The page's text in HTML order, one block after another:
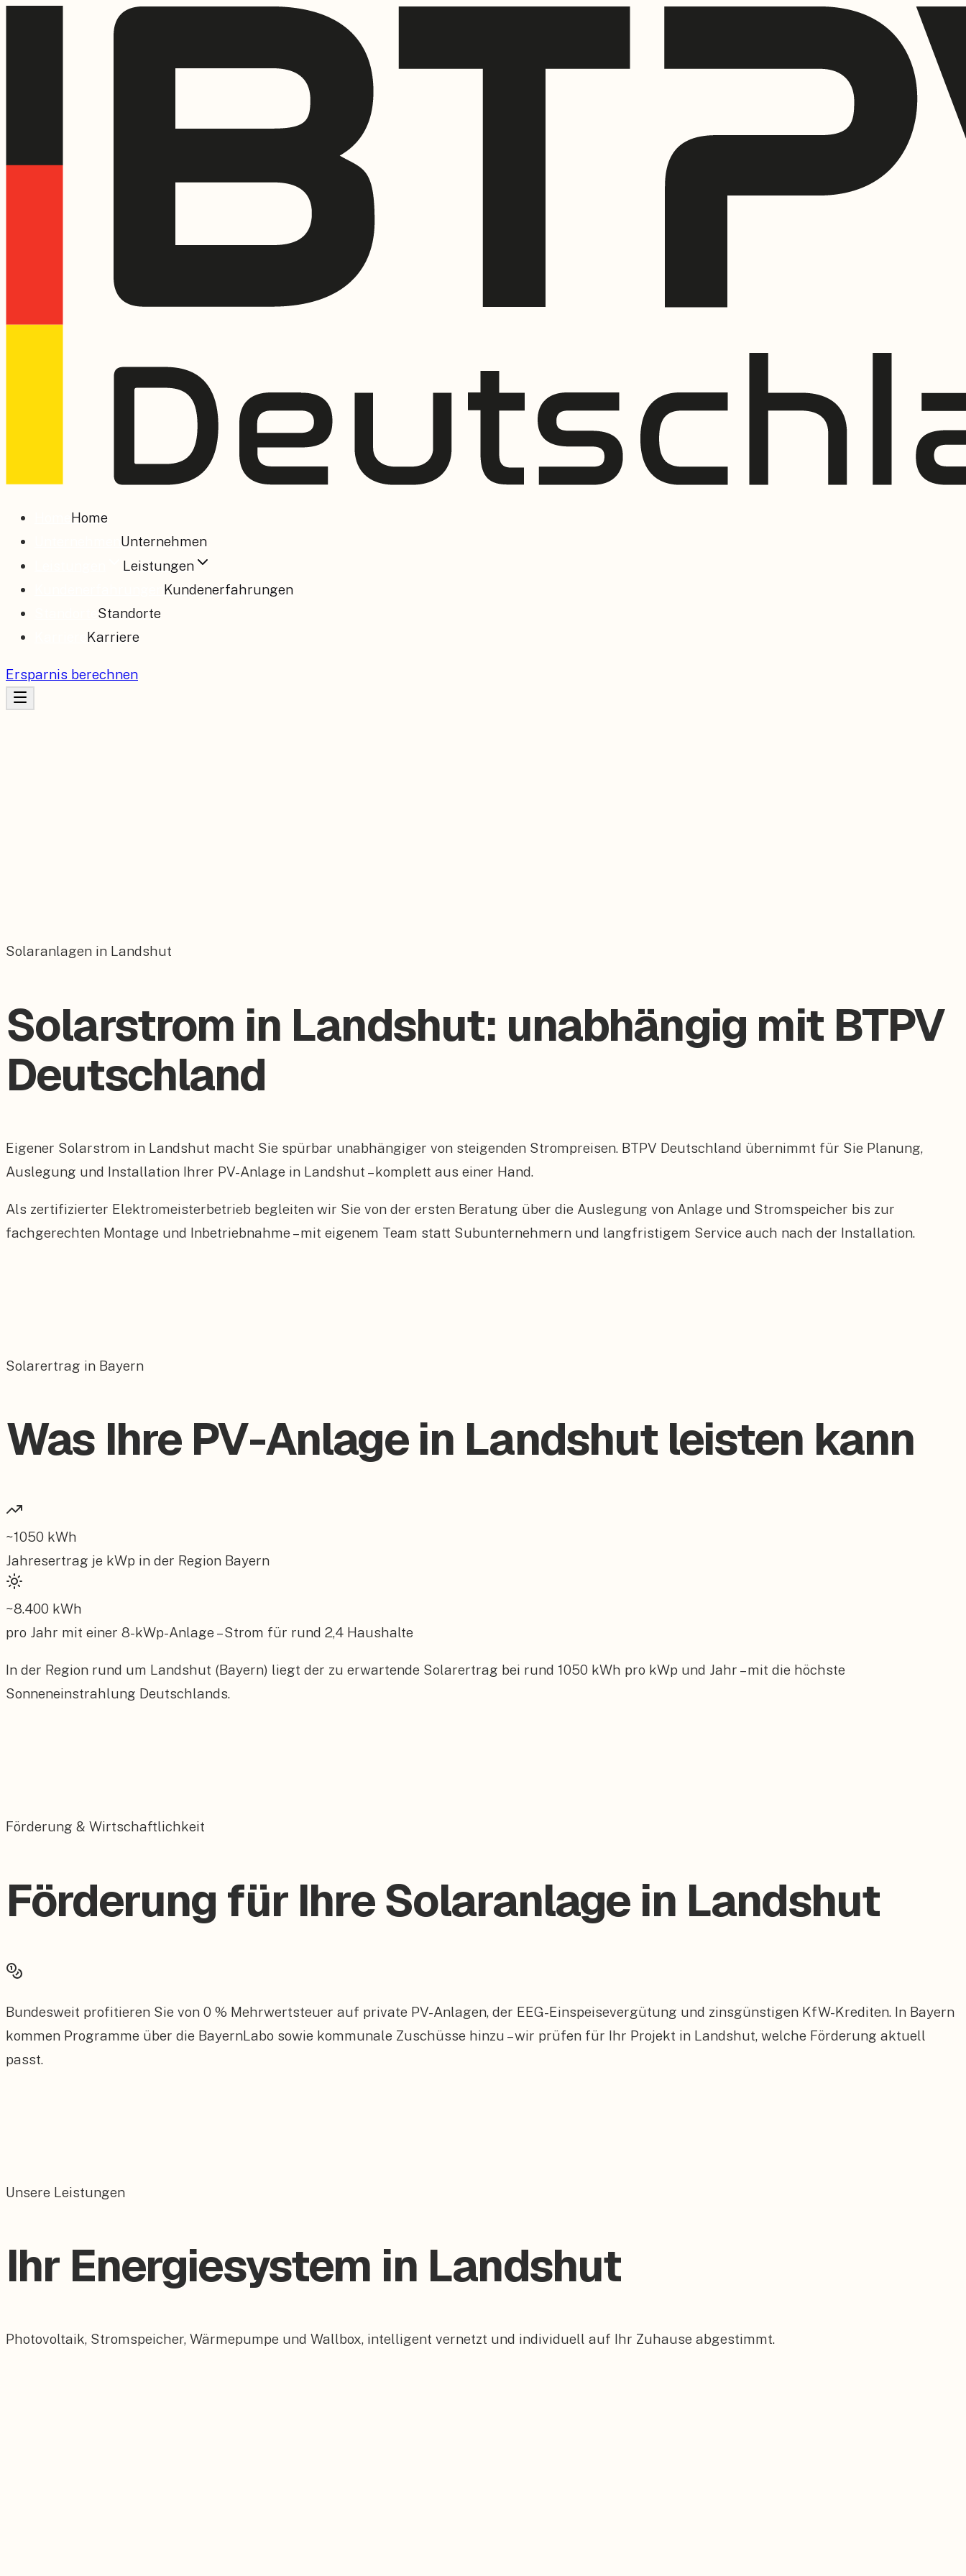
Home
Unternehmen
Leistungen
Kundenerfahrungen
Standorte
Karriere
Ersparnis berechnen
Solaranlagen in Landshut
Solarstrom in Landshut: unabhängig mit BTPV
Deutschland
Eigener Solarstrom in Landshut macht Sie spürbar unabhängiger von steigenden Strompreisen. BTPV Deutschland übernimmt für Sie Planung,
Auslegung und Installation Ihrer PV-Anlage in Landshut – komplett aus einer Hand.
Als zertifizierter Elektromeisterbetrieb begleiten wir Sie von der ersten Beratung über die Auslegung von Anlage und Stromspeicher bis zur
fachgerechten Montage und Inbetriebnahme – mit eigenem Team statt Subunternehmern und langfristigem Service auch nach der Installation.
Solarertrag in Bayern
Was Ihre PV-Anlage in Landshut leisten kann
~1050 kWh
Jahresertrag je kWp in der Region Bayern
~8.400 kWh
pro Jahr mit einer 8-kWp-Anlage – Strom für rund 2,4 Haushalte
In der Region rund um Landshut (Bayern) liegt der zu erwartende Solarertrag bei rund 1050 kWh pro kWp und Jahr – mit die höchste
Sonneneinstrahlung Deutschlands.
Förderung & Wirtschaftlichkeit
Förderung für Ihre Solaranlage in Landshut
Bundesweit profitieren Sie von 0 % Mehrwertsteuer auf private PV-Anlagen, der EEG-Einspeisevergütung und zinsgünstigen KfW-Krediten. In Bayern
kommen Programme über die BayernLabo sowie kommunale Zuschüsse hinzu – wir prüfen für Ihr Projekt in Landshut, welche Förderung aktuell
passt.
Unsere Leistungen
Ihr Energiesystem in Landshut
Photovoltaik, Stromspeicher, Wärmepumpe und Wallbox, intelligent vernetzt und individuell auf Ihr Zuhause abgestimmt.